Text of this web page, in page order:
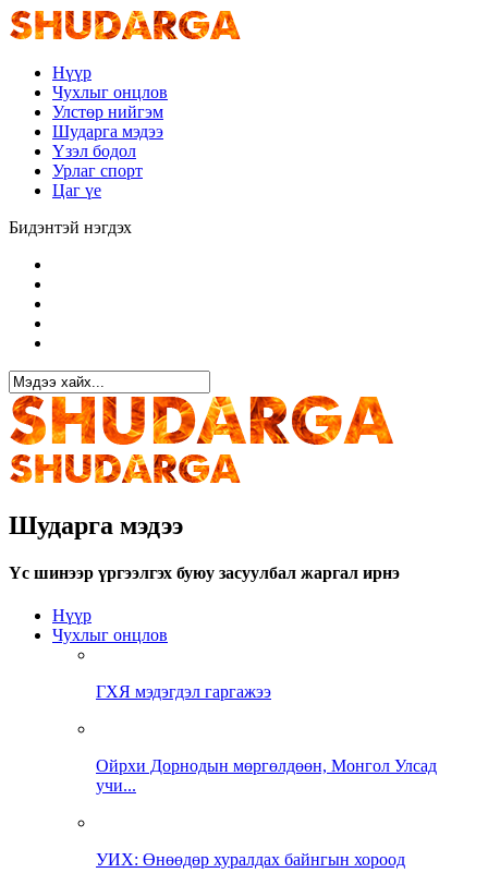
Нүүр
Чухлыг онцлов
Улстөр нийгэм
Шударга мэдээ
Үзэл бодол
Урлаг спорт
Цаг үе
Бидэнтэй нэгдэх
Шударга мэдээ
Үс шинээр үргээлгэх буюу засуулбал жаргал ирнэ
Нүүр
Чухлыг онцлов
ГХЯ мэдэгдэл гаргажээ
Ойрхи Дорнодын мөргөлдөөн, Монгол Улсад
учи...
УИХ: Өнөөдөр хуралдах байнгын хороод